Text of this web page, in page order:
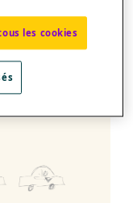
les cookies